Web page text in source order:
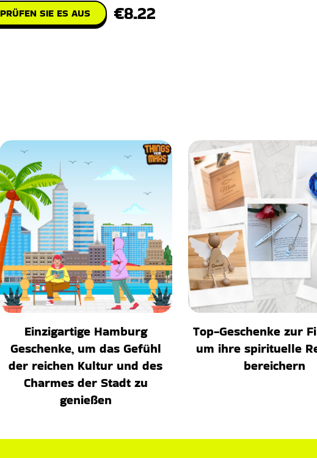
PRÜFEN SIE ES AUS €8.22
Einzigartige Hamburg
Geschenke, um das Gefühl
der reichen Kultur und des
Charmes der Stadt zu
genießen
Top-Geschenke zur
um ihre spirituelle
bereichern